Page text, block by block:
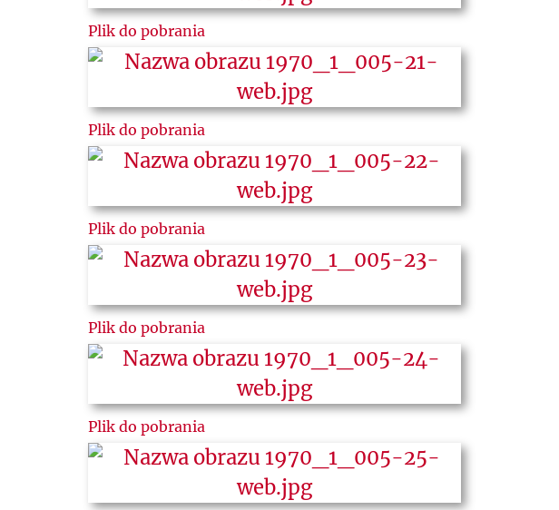
Plik do pobrania
Plik do pobrania
Plik do pobrania
Plik do pobrania
Plik do pobrania